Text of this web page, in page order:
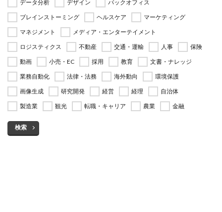
データ分析 デザイン
バックオフィス
ブレインストーミング
ヘルスケア
マーケティング
マネジメント
メディア・エンターテイメント
ロジスティクス
不動産 交通・運輸 人事
保険
動画
小売・EC 採用 教育
文書・ナレッジ
業務自動化
法律・法務 海外動向
環境保護
画像生成
研究開発 経営 経理
自治体
製造業
観光 転職・キャリア 農業 金融
検索